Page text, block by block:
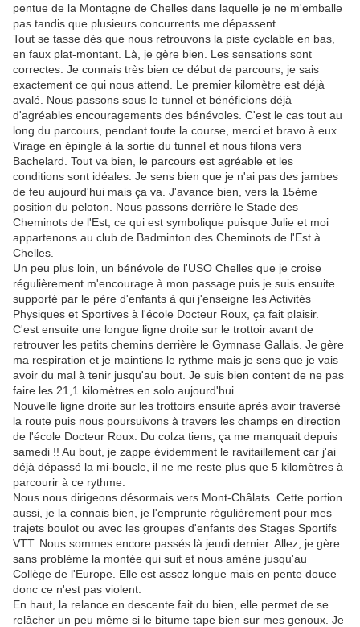
pentue de la Montagne de Chelles dans laquelle je ne m'emballe
pas tandis que plusieurs concurrents me dépassent.
Tout se tasse dès que nous retrouvons la piste cyclable en bas,
en faux plat-montant. Là, je gère bien. Les sensations sont
correctes. Je connais très bien ce début de parcours, je sais
exactement ce qui nous attend. Le premier kilomètre est déjà
avalé. Nous passons sous le tunnel et bénéficions déjà
d'agréables encouragements des bénévoles. C'est le cas tout au
long du parcours, pendant toute la course, merci et bravo à eux.
Virage en épingle à la sortie du tunnel et nous filons vers
Bachelard. Tout va bien, le parcours est agréable et les
conditions sont idéales. Je sens bien que je n'ai pas des jambes
de feu aujourd'hui mais ça va. J'avance bien, vers la 15ème
position du peloton. Nous passons derrière le Stade des
Cheminots de l'Est, ce qui est symbolique puisque Julie et moi
appartenons au club de Badminton des Cheminots de l'Est à
Chelles.
Un peu plus loin, un bénévole de l'USO Chelles que je croise
régulièrement m'encourage à mon passage puis je suis ensuite
supporté par le père d'enfants à qui j'enseigne les Activités
Physiques et Sportives à l'école Docteur Roux, ça fait plaisir.
C'est ensuite une longue ligne droite sur le trottoir avant de
retrouver les petits chemins derrière le Gymnase Gallais. Je gère
ma respiration et je maintiens le rythme mais je sens que je vais
avoir du mal à tenir jusqu'au bout. Je suis bien content de ne pas
faire les 21,1 kilomètres en solo aujourd'hui.
Nouvelle ligne droite sur les trottoirs ensuite après avoir traversé
la route puis nous poursuivons à travers les champs en direction
de l'école Docteur Roux. Du colza tiens, ça me manquait depuis
samedi !! Au bout, je zappe évidemment le ravitaillement car j'ai
déjà dépassé la mi-boucle, il ne me reste plus que 5 kilomètres à
parcourir à ce rythme.
Nous nous dirigeons désormais vers Mont-Châlats. Cette portion
aussi, je la connais bien, je l'emprunte régulièrement pour mes
trajets boulot ou avec les groupes d'enfants des Stages Sportifs
VTT. Nous sommes encore passés là jeudi dernier. Allez, je gère
sans problème la montée qui suit et nous amène jusqu'au
Collège de l'Europe. Elle est assez longue mais en pente douce
donc ce n'est pas violent.
En haut, la relance en descente fait du bien, elle permet de se
relâcher un peu même si le bitume tape bien sur mes genoux. Je